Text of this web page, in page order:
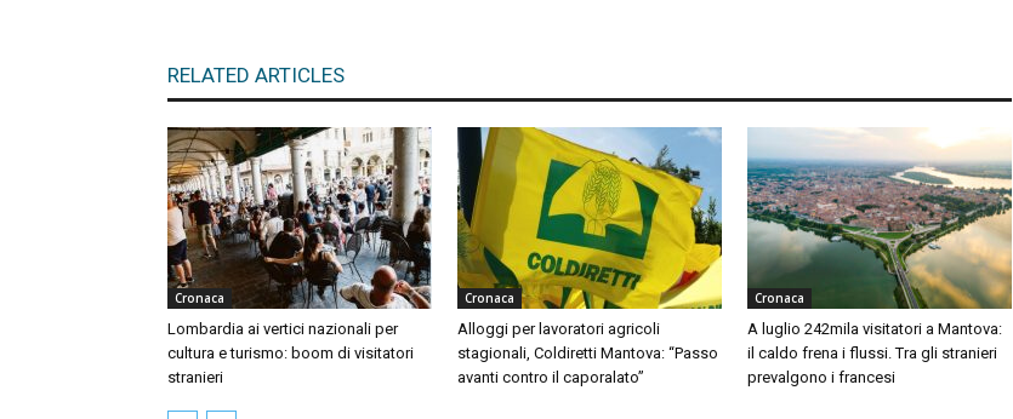
RELATED ARTICLES
Cronaca
Lombardia ai vertici nazionali per
cultura e turismo: boom di visitatori
stranieri
Cronaca
Alloggi per lavoratori agricoli
stagionali, Coldiretti Mantova: “Passo
avanti contro il caporalato”
Cronaca
A luglio 242mila visitatori a Mantova:
il caldo frena i flussi. Tra gli stranieri
prevalgono i francesi